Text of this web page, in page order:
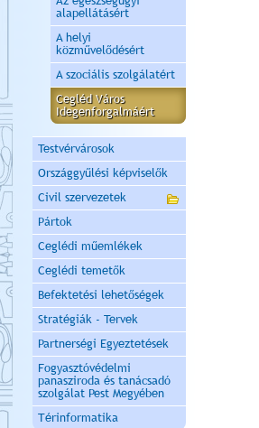
alapellátásért
A helyi
közművelődésért
A szociális szolgálatért
Cegléd Város
Idegenforgalmáért
Testvérvárosok
Országgyűlési képviselők
Civil szervezetek
Pártok
Ceglédi műemlékek
Ceglédi temetők
Befektetési lehetőségek
Stratégiák - Tervek
Partnerségi Egyeztetések
Fogyasztóvédelmi
panasziroda és tanácsadó
szolgálat Pest Megyében
Térinformatika